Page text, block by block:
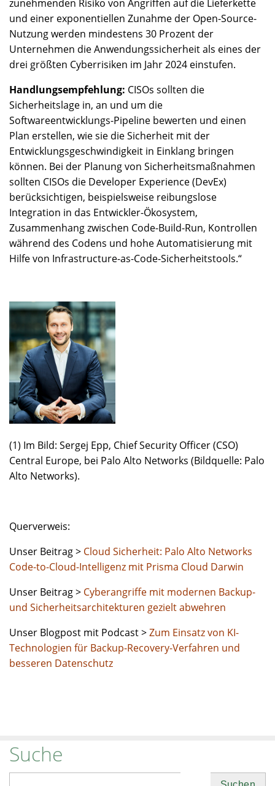
zunehmenden Risiko von Angriffen auf die Lieferkette
und einer exponentiellen Zunahme der Open-Source-
Nutzung werden mindestens 30 Prozent der
Unternehmen die Anwendungssicherheit als eines der
drei größten Cyberrisiken im Jahr 2024 einstufen.
Handlungsempfehlung: CISOs sollten die
Sicherheitslage in, an und um die
Softwareentwicklungs-Pipeline bewerten und einen
Plan erstellen, wie sie die Sicherheit mit der
Entwicklungsgeschwindigkeit in Einklang bringen
können. Bei der Planung von Sicherheitsmaßnahmen
sollten CISOs die Developer Experience (DevEx)
berücksichtigen, beispielsweise reibungslose
Integration in das Entwickler-Ökosystem,
Zusammenhang zwischen Code-Build-Run, Kontrollen
während des Codens und hohe Automatisierung mit
Hilfe von Infrastructure-as-Code-Sicherheitstools.“
(1) Im Bild: Sergej Epp, Chief Security Officer (CSO)
Central Europe, bei Palo Alto Networks (Bildquelle: Palo
Alto Networks).
Querverweis:
Unser Beitrag > Cloud Sicherheit: Palo Alto Networks
Code-to-Cloud-Intelligenz mit Prisma Cloud Darwin
Unser Beitrag > Cyberangriffe mit modernen Backup-
und Sicherheitsarchitekturen gezielt abwehren
Unser Blogpost mit Podcast >Zum Einsatz von KI-
Technologien für Backup-Recovery-Verfahren und
besseren Datenschutz
Suche